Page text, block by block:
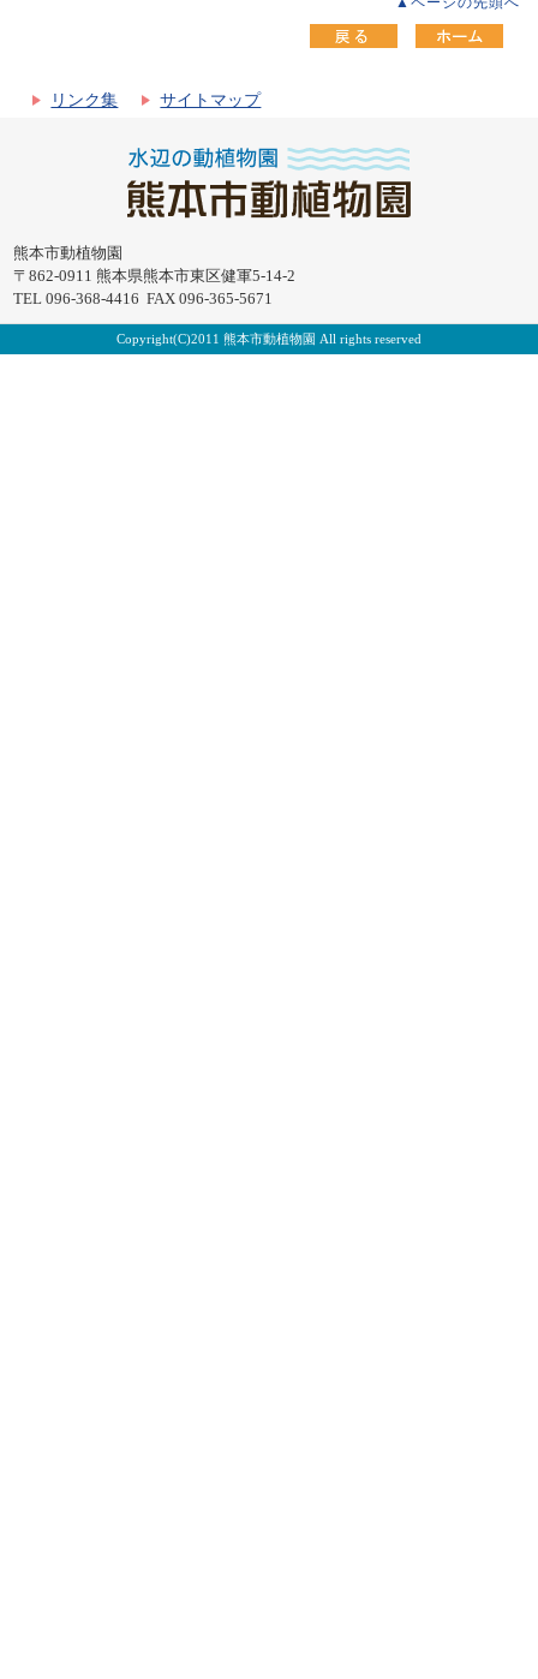
リンク集 サイトマップ
熊本市動植物園
〒862-0911 熊本県熊本市東区健軍5-14-2
TEL 096-368-4416 FAX 096-365-5671
Copyright(C)2011 熊本市動植物園 All rights reserved